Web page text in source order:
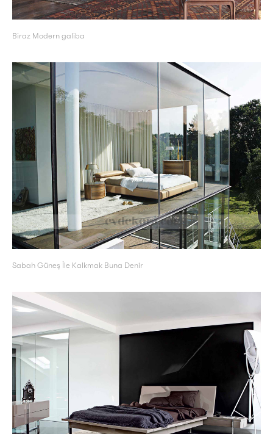
Biraz Modern galiba
Sabah Güneş İle Kalkmak Buna Denir